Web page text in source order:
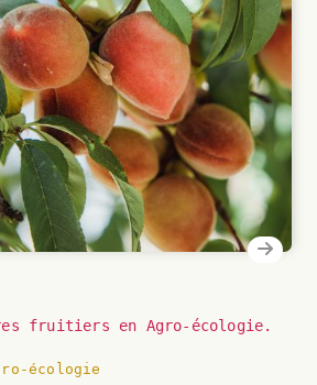
fruitiers en Agro-écologie.
écologie